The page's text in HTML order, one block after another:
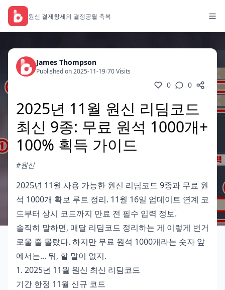
원신 결제창세의 결정공월 축복
James Thompson
Published on 2025-11-19/70 Visits
0 0
2025년 11월 원신 리딤코드
최신 9종: 무료 원석 1000개+
100% 획득 가이드
#원신
2025년 11월 사용 가능한 원신 리딤코드 9종과 무료 원
석 1000개 확보 루트 정리. 11월 16일 업데이트 연계 코
드부터 상시 코드까지 만료 전 필수 입력 정보.
솔직히 말하면, 매달 리딤코드 정리하는 게 이렇게 번거
로울 줄 몰랐다. 하지만 무료 원석 1000개라는 숫자 앞
에서는... 뭐, 할 말이 없지.
1. 2025년 11월 원신 최신 리딤코드
기간 한정 11월 신규 코드